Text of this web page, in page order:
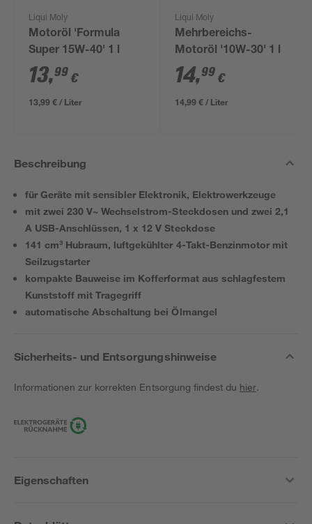
Liqui Moly
Motoröl 'Formula
Super 15W-40' 1 l
13,99 €
13,99 € / Liter
Liqui Moly
Mehrbereichs-
Motoröl '10W-30' 1 l
14,99 €
14,99 € / Liter
Beschreibung
für Geräte mit sensibler Elektronik, Elektrowerkzeuge
mit zwei 230 V~ Wechselstrom-Steckdosen und zwei 2,1
A USB-Anschlüssen, 1 x 12 V Steckdose
141 cm³ Hubraum, luftgekühlter 4-Takt-Benzinmotor mit
Seilzugstarter
kompakte Bauweise im Kofferformat aus schlagfestem
Kunststoff mit Tragegriff
automatische Abschaltung bei Ölmangel
Sicherheits- und Entsorgungshinweise
Informationen zur korrekten Entsorgung findest du hier.
Eigenschaften